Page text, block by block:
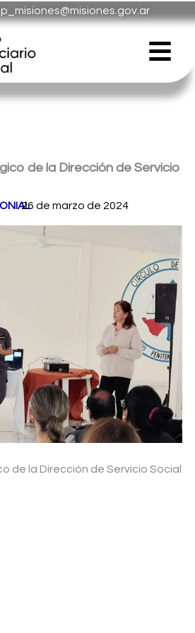
de la Dirección de Servicio
/
26 de marzo de 2024
de la Dirección de Servicio Social